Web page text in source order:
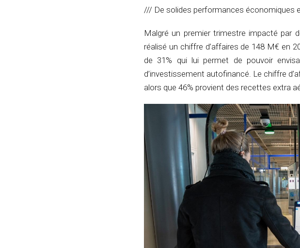
/// De solides performances économiques
Malgré un premier trimestre impacté par
réalisé un chiffre d’affaires de 148 M€ en
de 31% qui lui permet de pouvoir
d’investissement autofinancé. Le chiffre
alors que 46% provient des recettes extra